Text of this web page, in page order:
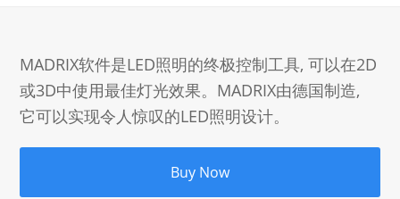
MADRIX软件是LED照明的终极控制工具, 可以在2D
或3D中使用最佳灯光效果。MADRIX由德国制造,
它可以实现令人惊叹的LED照明设计。
Buy Now